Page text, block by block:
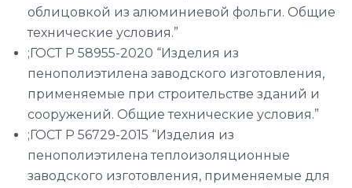
облицовкой из алюминиевой фольги. Общие
технические условия.”
;ГОСТ Р 58955-2020 “Изделия из
пенополиэтилена заводского изготовления,
применяемые при строительстве зданий и
сооружений. Общие технические условия.”
;ГОСТ Р 56729-2015 “Изделия из
пенополиэтилена теплоизоляционные
заводского изготовления, применяемые для